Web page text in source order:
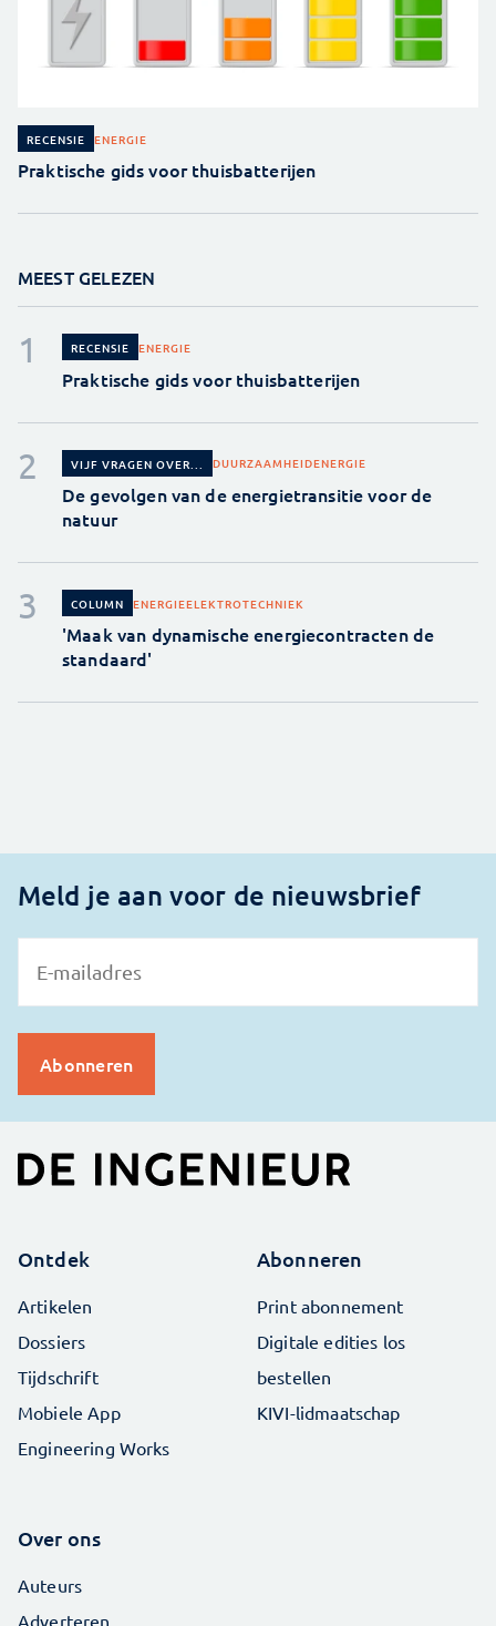
RECENSIE ENERGIE
Praktische gids voor thuisbatterijen
MEEST GELEZEN
RECENSIE ENERGIE
Praktische gids voor thuisbatterijen
VIJF VRAGEN OVER... DUURZAAMHEIDENERGIE
De gevolgen van de energietransitie voor de
natuur
COLUMN ENERGIEELEKTROTECHNIEK
'Maak van dynamische energiecontracten de
standaard'
Meld je aan voor de nieuwsbrief
Ontdek
Artikelen
Dossiers
Tijdschrift
Mobiele App
Engineering Works
Abonneren
Print abonnement
Digitale edities los
bestellen
KIVI-lidmaatschap
Over ons
Auteurs
Adverteren